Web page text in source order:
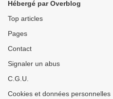
Hébergé par Overblog
Top articles
Pages
Contact
Signaler un abus
C.G.U.
Cookies et données personnelles